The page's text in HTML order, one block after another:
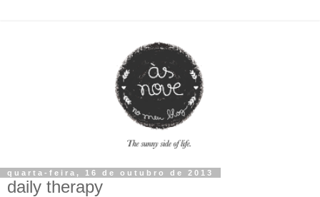
quarta-feira, 16 de outubro de 2013
daily therapy